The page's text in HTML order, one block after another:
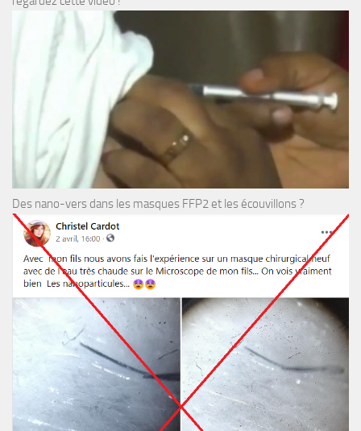
Des nano-vers dans les masques FFP2 et les écouvillons ?